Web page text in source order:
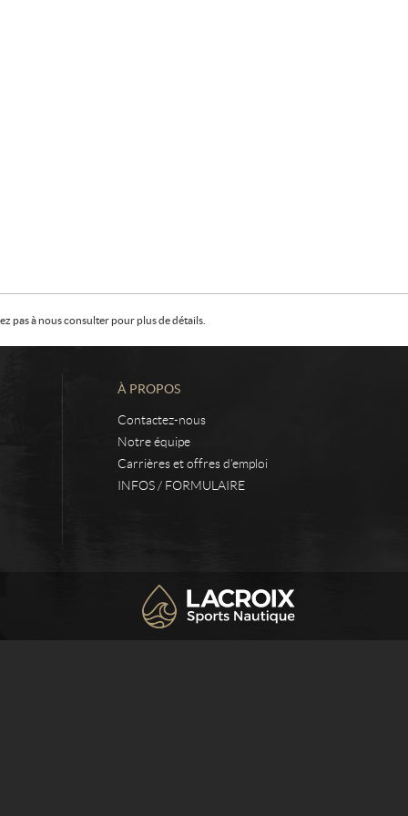
pas à nous consulter pour plus de détails.
À PROPOS
Contactez-nous
Notre équipe
Carrières et offres d’emploi
INFOS / FORMULAIRE